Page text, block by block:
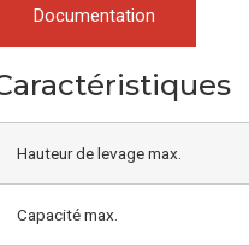
Documentation
Hauteur de levage max.
Capacité max.